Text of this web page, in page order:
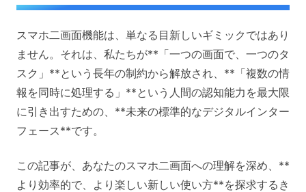
スマホ二画面機能は、単なる目新しいギミックではあり
ません。それは、私たちが**「一つの画面で、一つのタ
スク」**という長年の制約から解放され、**「複数の情
報を同時に処理する」**という人間の認知能力を最大限
に引き出すための、**未来の標準的なデジタルインター
フェース**です。
この記事が、あなたのスマホ二画面への理解を深め、**
より効率的で、より楽しい新しい使い方**を探求するき